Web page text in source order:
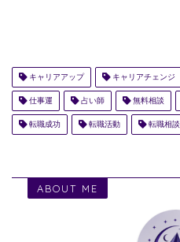
キャリアアップ キャリアチェンジ
仕事運 占い師 無料相談
転職成功 転職活動 転職相談
ABOUT ME